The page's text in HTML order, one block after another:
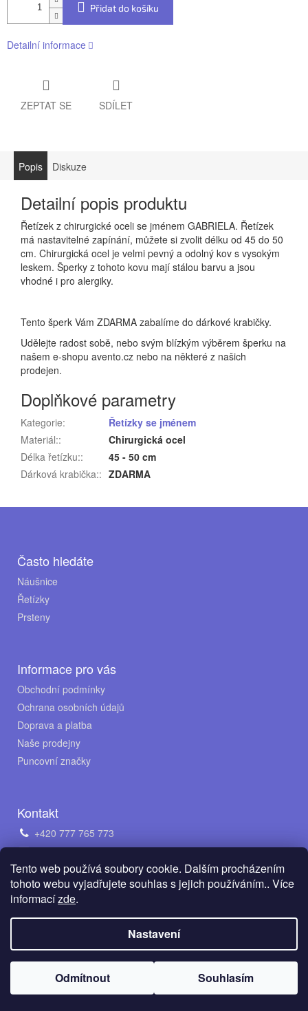
Tento web používá soubory cookie. Dalším procházením
tohoto webu vyjadřujete souhlas s jejich používáním.. Více
informacízde.
Nastavení
Odmítnout Souhlasím
Přidat do košíku
Detailní informace
ZEPTAT SE SDÍLET
Popis Diskuze
Detailní popis produktu
Řetízek z chirurgické oceli se jménem GABRIELA. Řetízek
má nastavitelné zapínání, můžete si zvolit délku od 45 do 50
cm. Chirurgická ocel je velmi pevný a odolný kov s vysokým
leskem. Šperky z tohoto kovu mají stálou barvu a jsou
vhodné i pro alergiky.
Tento šperk Vám ZDARMA zabalíme do dárkové krabičky.
Udělejte radost sobě, nebo svým blízkým výběrem šperku na
našem e-shopu avento.cz nebo na některé z našich
prodejen.
Doplňkové parametry
Kategorie:
Řetízky se jménem
Materiál::
Chirurgická ocel
Délka řetízku::
45 - 50 cm
Dárková krabička:: ZDARMA
Často hledáte
Náušnice
Řetízky
Prsteny
Informace pro vás
Obchodní podmínky
Ochrana osobních údajů
Doprava a platba
Naše prodejny
Puncovní značky
Kontakt
+420 777 765 773
obchod@avento.cz
Napište nám na WhatsApp
Vytvořil Shoptet
Copyright 2026 AVENTO Jewellery s.r.o.
. Všechna práva